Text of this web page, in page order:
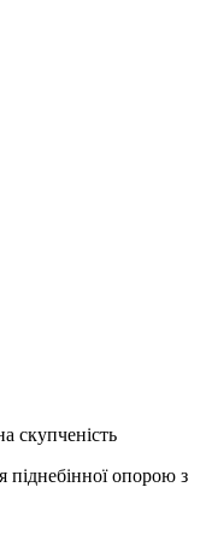
скупченість
опорою з